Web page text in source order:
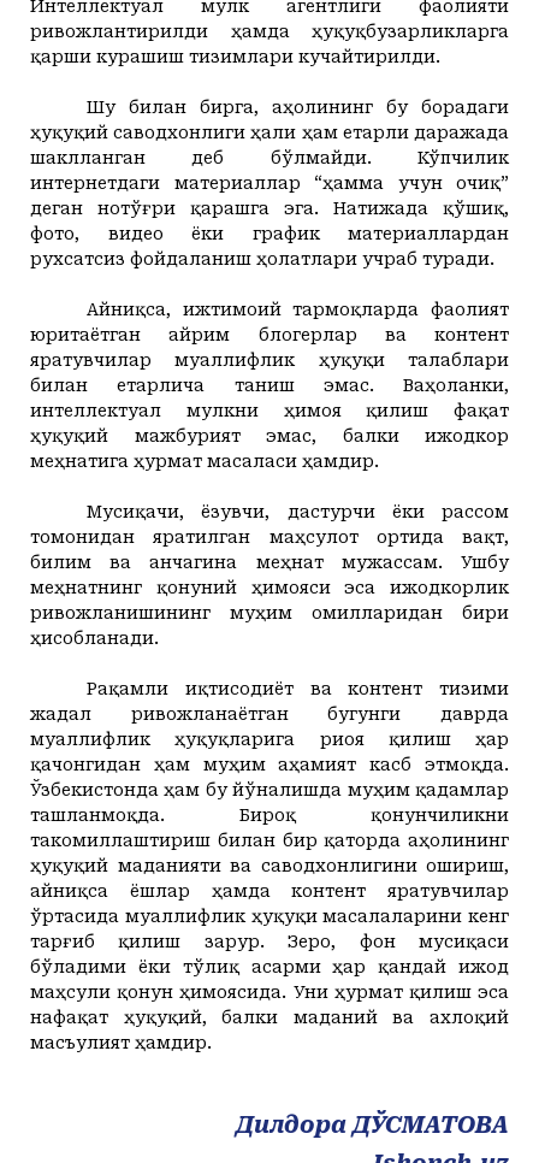
Интеллектуал мулк агентлиги фаолияти
ривожлантирилди ҳамда ҳуқуқбузарликларга
қарши курашиш тизимлари кучайтирилди.
Шу билан бирга, аҳолининг бу борадаги
ҳуқуқий саводхонлиги ҳали ҳам етарли даражада
шаклланган деб бўлмайди. Кўпчилик
интернетдаги материаллар “ҳамма учун очиқ”
деган нотўғри қарашга эга. Натижада қўшиқ,
фото, видео ёки график материаллардан
рухсатсиз фойдаланиш ҳолатлари учраб туради.
Айниқса, ижтимоий тармоқларда фаолият
юритаётган айрим блогерлар ва контент
яратувчилар муаллифлик ҳуқуқи талаблари
билан етарлича таниш эмас. Ваҳоланки,
интеллектуал мулкни ҳимоя қилиш фақат
ҳуқуқий мажбурият эмас, балки ижодкор
меҳнатига ҳурмат масаласи ҳамдир.
Мусиқачи, ёзувчи, дастурчи ёки рассом
томонидан яратилган маҳсулот ортида вақт,
билим ва анчагина меҳнат мужассам. Ушбу
меҳнатнинг қонуний ҳимояси эса ижодкорлик
ривожланишининг муҳим омилларидан бири
ҳисобланади.
Рақамли иқтисодиёт ва контент тизими
жадал ривожланаётган бугунги даврда
муаллифлик ҳуқуқларига риоя қилиш ҳар
қачонгидан ҳам муҳим аҳамият касб этмоқда.
Ўзбекистонда ҳам бу йўналишда муҳим қадамлар
ташланмоқда. Бироқ қонунчиликни
такомиллаштириш билан бир қаторда аҳолининг
ҳуқуқий маданияти ва саводхонлигини ошириш,
айниқса ёшлар ҳамда контент яратувчилар
ўртасида муаллифлик ҳуқуқи масалаларини кенг
тарғиб қилиш зарур. Зеро, фон мусиқаси
бўладими ёки тўлиқ асарми ҳар қандай ижод
маҳсули қонун ҳимоясида. Уни ҳурмат қилиш эса
нафақат ҳуқуқий, балки маданий ва ахлоқий
масъулият ҳамдир.
Дилдора ДЎСМАТОВА